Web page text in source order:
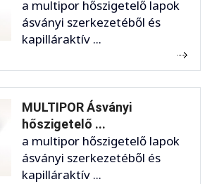
a multipor hőszigetelő lapok
ásványi szerkezetéből és
kapilláraktív ...
MULTIPOR Ásványi
hőszigetelő ...
a multipor hőszigetelő lapok
ásványi szerkezetéből és
kapilláraktív ...